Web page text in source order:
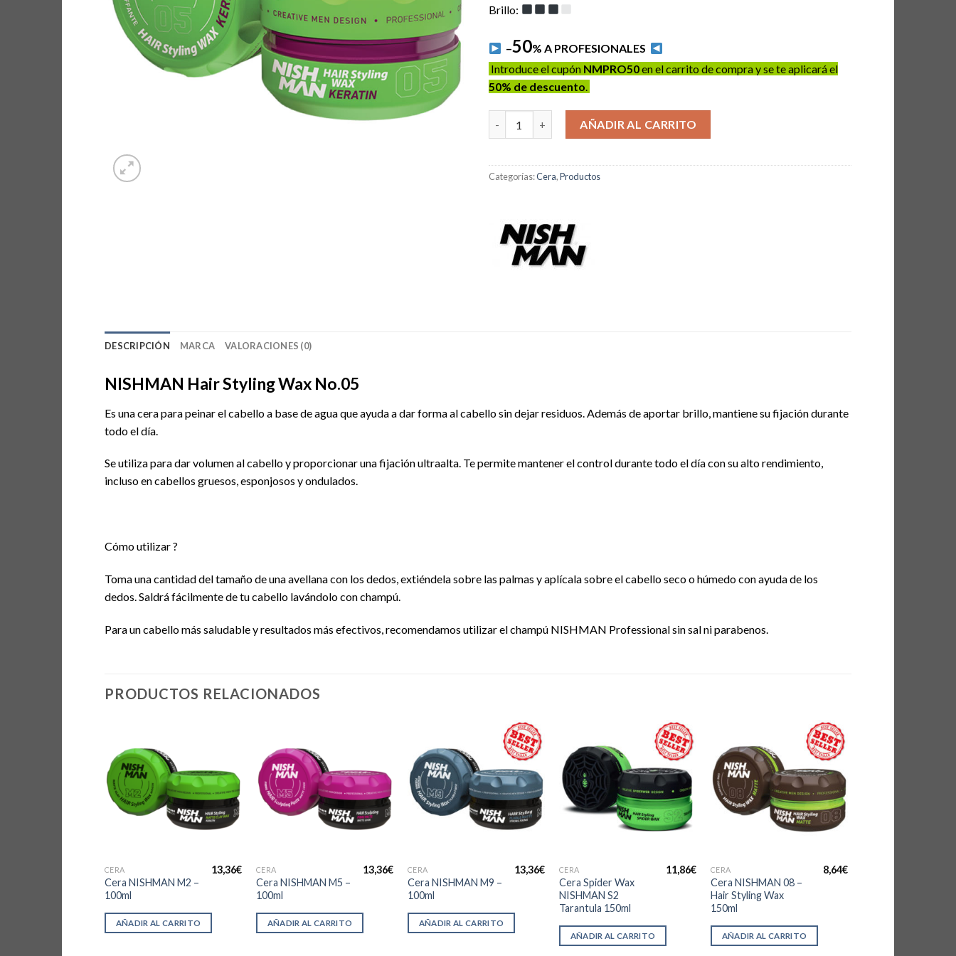
Brillo:
–50% A PROFESIONALES
Introduce el cupón NMPRO50en el carrito de compra y se te aplicará el
50% de descuento.
Cera NISHMAN 05 - Hair Styling Wax 150ml cantidad
AÑADIR AL CARRITO
Categorías:Cera,Productos
DESCRIPCIÓN MARCA VALORACIONES (0)
NISHMAN Hair Styling Wax No.05
Es una cera para peinar el cabello a base de agua que ayuda a dar forma al cabello sin dejar residuos. Además de aportar brillo, mantiene su fijación durante
todo el día.
Se utiliza para dar volumen al cabello y proporcionar una fijación ultraalta. Te permite mantener el control durante todo el día con su alto rendimiento,
incluso en cabellos gruesos, esponjosos y ondulados.
Cómo utilizar ?
Toma una cantidad del tamaño de una avellana con los dedos, extiéndela sobre las palmas y aplícala sobre el cabello seco o húmedo con ayuda de los
dedos. Saldrá fácilmente de tu cabello lavándolo con champú.
Para un cabello más saludable y resultados más efectivos, recomendamos utilizar el champú NISHMAN Professional sin sal ni parabenos.
PRODUCTOS RELACIONADOS
CERA
Cera NISHMAN M2 –
100ml
13,36€
AÑADIR AL CARRITO
CERA
Cera NISHMAN M5 –
100ml
13,36€
AÑADIR AL CARRITO
CERA
Cera NISHMAN M9 –
100ml
13,36€
AÑADIR AL CARRITO
CERA
Cera Spider Wax
NISHMAN S2
Tarantula 150ml
11,86€
AÑADIR AL CARRITO
CERA
Cera NISHMAN 08 –
Hair Styling Wax
150ml
8,64€
AÑADIR AL CARRITO